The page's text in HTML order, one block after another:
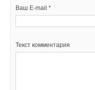
Ваш E-mail *
Текст комментария
Текст комментария